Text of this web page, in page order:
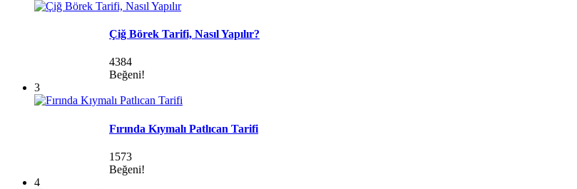
Çiğ Börek Tarifi, Nasıl Yapılır?
4384
Beğeni!
3
Fırında Kıymalı Patlıcan Tarifi
1573
Beğeni!
4